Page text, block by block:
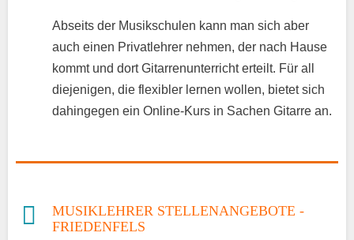
Abseits der Musikschulen kann man sich aber
auch einen Privatlehrer nehmen, der nach Hause
kommt und dort Gitarrenunterricht erteilt. Für all
diejenigen, die flexibler lernen wollen, bietet sich
dahingegen ein Online-Kurs in Sachen Gitarre an.
MUSIKLEHRER STELLENANGEBOTE -
FRIEDENFELS